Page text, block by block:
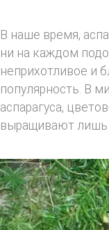
В наше время,
ни на каждом
неприхотливое и
популярность. В
аспарагуса,
выращивают лишь